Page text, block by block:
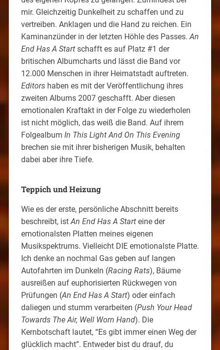
mir. Gleichzeitig Dunkelheit zu schaffen und zu
vertreiben. Anklagen und die Hand zu reichen. Ein
Kaminanzünder in der letzten Höhle des Passes.An
End Has A Startschafft es auf Platz #1 der
britischen Albumcharts und lässt die Band vor
12.000 Menschen in ihrer Heimatstadt auftreten.
Editorshaben es mit der Veröffentlichung ihres
zweiten Albums 2007 geschafft. Aber diesen
emotionalen Kraftakt in der Folge zu wiederholen
ist nicht möglich, das weiß die Band. Auf ihrem
Folgealbum In This Light And On This Evening
brechen sie mit ihrer bisherigen Musik, behalten
dabei aber ihre Tiefe.
Teppich und Heizung
Wie es der erste, persönliche Abschnitt bereits
beschreibt, istAn End Has A Starteine der
emotionalsten Platten meines eigenen
Musikspektrums. Vielleicht DIE emotionalste Platte.
Ich denke an nochmal Gas geben auf langen
Autofahrten im Dunkeln (Racing Rats), Bäume
ausreißen auf euphorisierten Rückwegen von
Prüfungen (An End Has A Start) oder einfach
daliegen und stumm verarbeiten (Push Your Head
Towards The Air, Well Worn Hand). Die
Kernbotschaft lautet, “Es gibt immer einen Weg der
glücklich macht”. Entweder bist du drauf, du